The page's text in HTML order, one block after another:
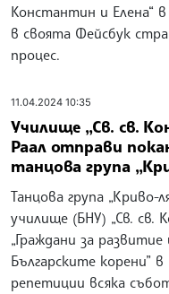
Константин и Елена“ в
в своята Фейсбук
процес.
11.04.2024 10:35
Училище „Св. св.
Раал отправи
танцова група
Танцова група „Криво-
училище (БНУ) „Св. св.
„Граждани за
Българските корени”
репетиции всяка